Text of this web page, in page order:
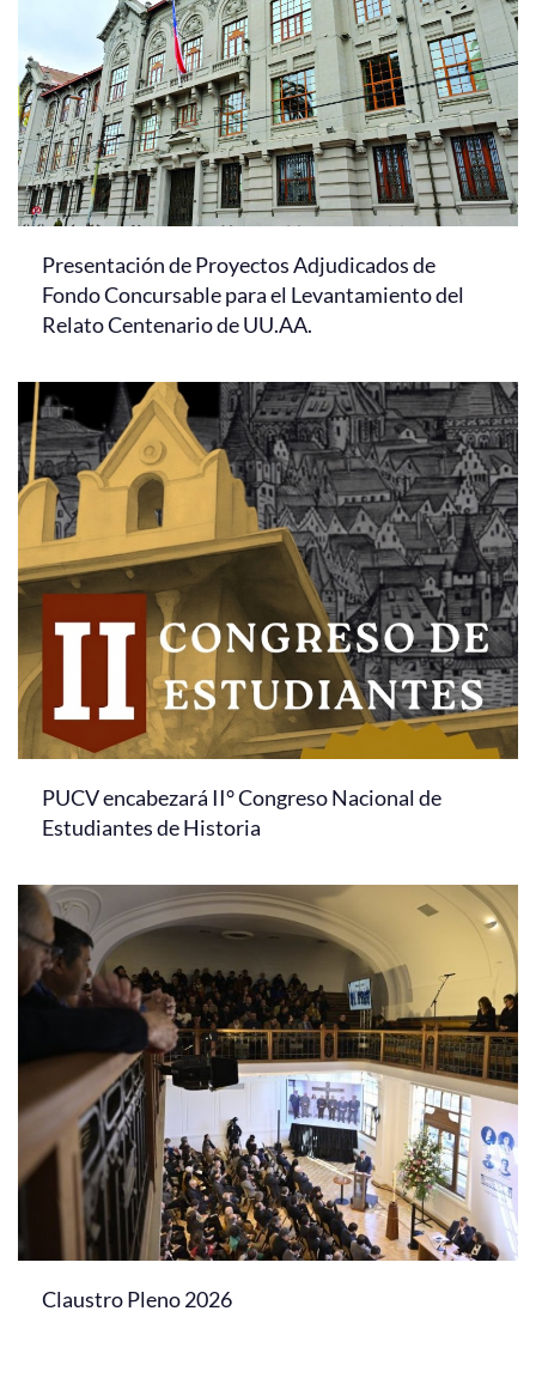
Presentación de Proyectos Adjudicados de
Fondo Concursable para el Levantamiento del
Relato Centenario de UU.AA.
PUCV encabezará II° Congreso Nacional de
Estudiantes de Historia
Claustro Pleno 2026